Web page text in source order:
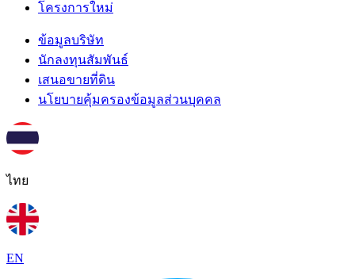
โครงการใหม่
ข้อมูลบริษัท
นักลงทุนสัมพันธ์
เสนอขายที่ดิน
นโยบายคุ้มครองข้อมูลส่วนบุคคล
ไทย
EN